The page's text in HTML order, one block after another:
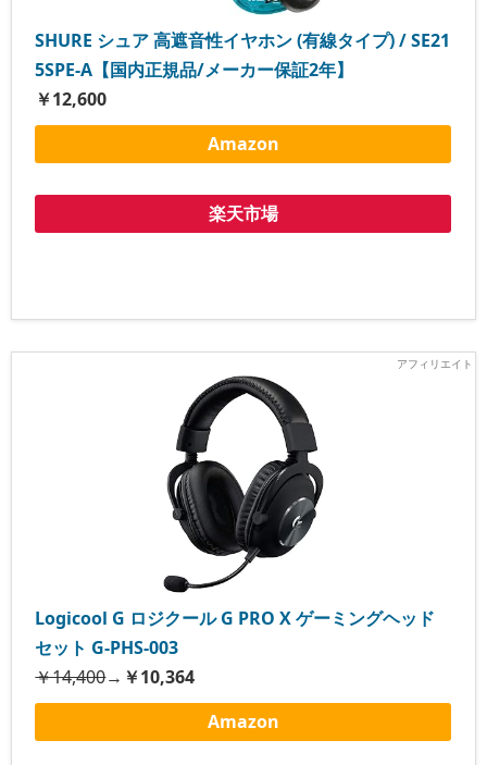
SHURE シュア 高遮音性イヤホン (有線タイプ) / SE21
5SPE-A【国内正規品/メーカー保証2年】
￥12,600
Amazon
楽天市場
Logicool G ロジクール G PRO X ゲーミングヘッド
セット G-PHS-003
￥14,400→ ￥10,364
Amazon